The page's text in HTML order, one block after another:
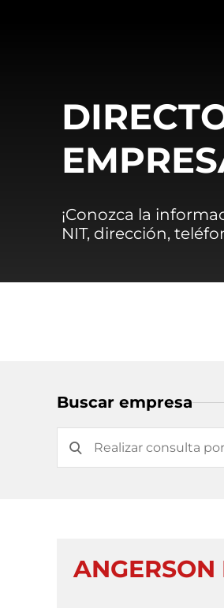
¡Conozca la
NIT, dirección,
Buscar empresa